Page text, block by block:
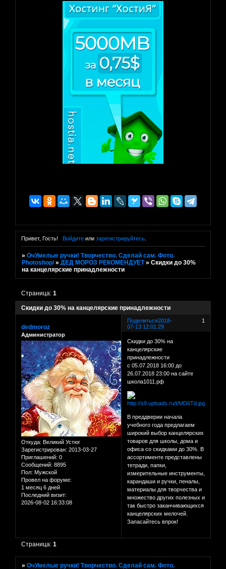
Привет, Гость! Войдитеили зарегистрируйтесь.
»ОчУмелые ручки! Творчество. Сделай сам. Фото.
Photoshop/ »ДЕД МОРОЗ РЕКОМЕНДУЕТ »Скидки до 30%
на канцелярские принадлежности
Скидки до 30% на канцелярские принадлежности
Страница:1
Поделиться 1
2018-
07-13 12:01:29
dedmoroz
Администратор
Откуда: Великий Устюг
Зарегистрирован: 2013-03-27
Приглашений: 0
Сообщений: 8895
Пол: Мужской
Провел на форуме:
1 месяц 6 дней
Последний визит:
2026-08-02 16:33:08
Скидки до 30% на
канцелярские
принадлежности
с 05.07.2018 16:00 до
26.07.2018 23:00 на сайте
школа1011.рф
В преддверии начала
учебного года предлагаем
широкий выбор канцелярских
товаров для школы, дома и
офиса со скидками до 30%. В
ассортименте представлены
тетради, папки,
измерительные инструменты,
карандаши и ручки, пеналы,
материалы для творчества и
множество других полезных и
так быстро заканчивающихся
канцелярских мелочей.
Запасайтесь впрок!
Страница:1
»ОчУмелые ручки! Творчество. Сделай сам. Фото.